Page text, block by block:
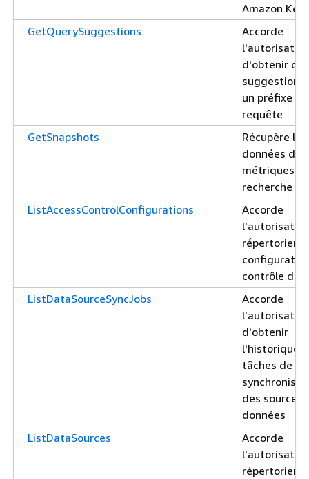
Amazon
GetQuerySuggestions
Accorde
l'autorisation
d'obtenir des
suggestions
un préfixe de
requête
GetSnapshots
Récupère les
données des
métriques
recherche
ListAccessControlConfigurations
Accorde
répertorier
contrôle
ListDataSourceSyncJobs
Accorde
l'autorisation
d'obtenir
l'historique
tâches de
des sources
données
ListDataSources
Accorde
répertorier